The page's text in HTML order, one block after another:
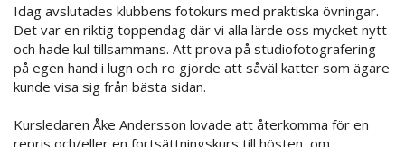
Idag avslutades klubbens fotokurs med praktiska övningar.
Det var en riktig toppendag där vi alla lärde oss mycket nytt
och hade kul tillsammans. Att prova på studiofotografering
på egen hand i lugn och ro gjorde att såväl katter som ägare
kunde visa sig från bästa sidan.
Kursledaren Åke Andersson lovade att återkomma för en
repris och/eller en fortsättningskurs till hösten, om